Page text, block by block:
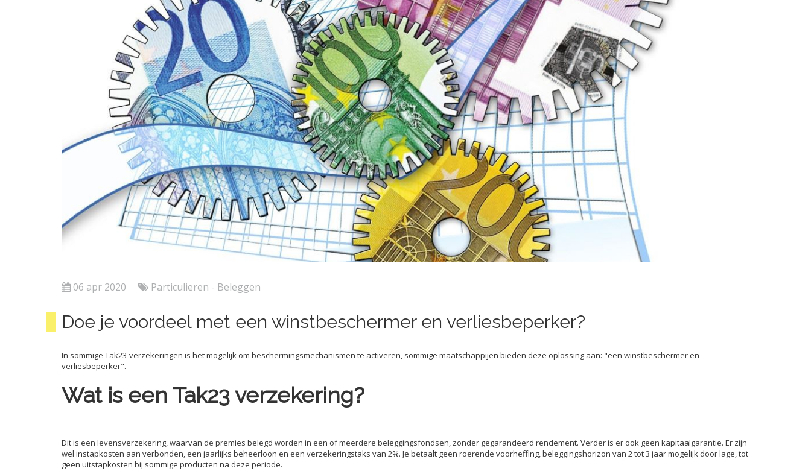
06 apr 2020 Particulieren - Beleggen
Doe je voordeel met een winstbeschermer en verliesbeperker?
In sommige Tak23-verzekeringen is het mogelijk om beschermingsmechanismen te activeren, sommige maatschappijen bieden deze oplossing aan: "een winstbeschermer en
verliesbeperker".
Wat is een Tak23 verzekering?
Dit is een levensverzekering, waarvan de premies belegd worden in een of meerdere beleggingsfondsen, zonder gegarandeerd rendement. Verder is er ook geen kapitaalgarantie. Er zijn
wel instapkosten aan verbonden, een jaarlijks beheerloon en een verzekeringstaks van 2%. Je betaalt geen roerende voorheffing, beleggingshorizon van 2 tot 3 jaar mogelijk door lage, tot
geen uitstapkosten bij sommige producten na deze periode.